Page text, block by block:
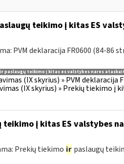
teikimo į kitas ES
PVM deklaracija FR0600 (84-86
paslaugų teikimo į kitas es valstybes nares
(IX skyrius) » PVM deklaracija
(IX skyrius) » Prekių tiekimo į
į kitas ES valstybes
Prekių tiekimo ir paslaugų